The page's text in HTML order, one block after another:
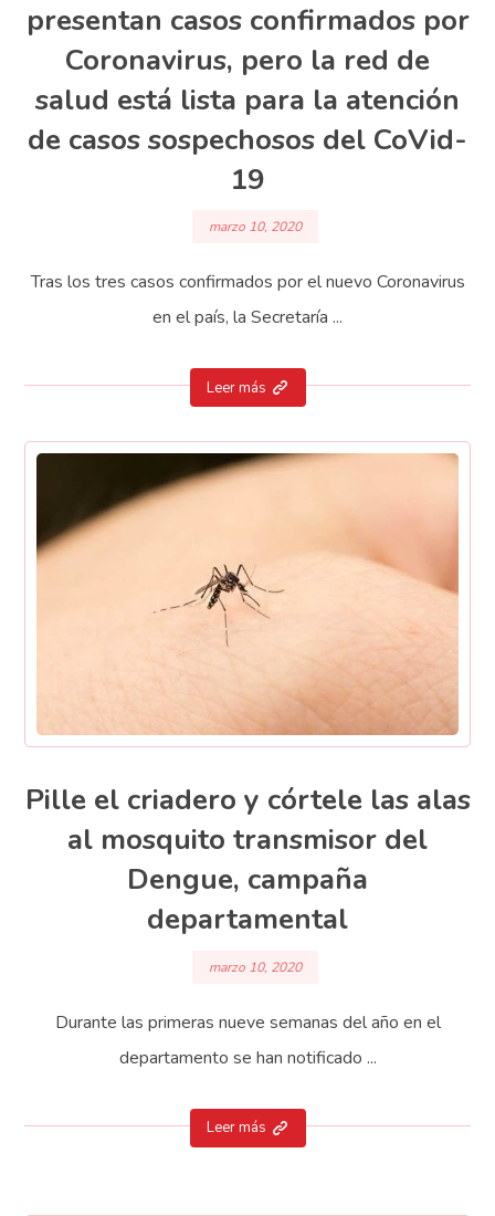
presentan casos confirmados por
Coronavirus, pero la red de
salud está lista para la atención
de casos sospechosos del CoVid-
19
marzo 10, 2020
Tras los tres casos confirmados por el nuevo Coronavirus
en el país, la Secretaría ...
Leer más
Pille el criadero y córtele las alas
al mosquito transmisor del
Dengue, campaña
departamental
marzo 10, 2020
Durante las primeras nueve semanas del año en el
departamento se han notificado ...
Leer más